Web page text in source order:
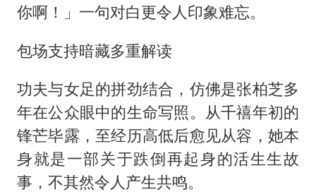
你啊！」一句对白更令人印象难忘。
包场支持暗藏多重解读
功夫与女足的拼劲结合，仿佛是张柏芝多
年在公众眼中的生命写照。从千禧年初的
锋芒毕露，至经历高低后愈见从容，她本
身就是一部关于跌倒再起身的活生生故
事，不其然令人产生共鸣。